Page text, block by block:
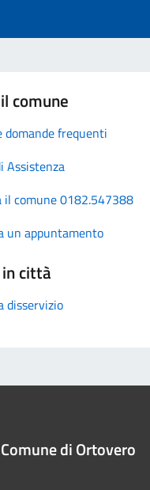
comune
domande frequenti
Assistenza
il comune 0182.547388
un appuntamento
città
disservizio
Comune di Ortovero